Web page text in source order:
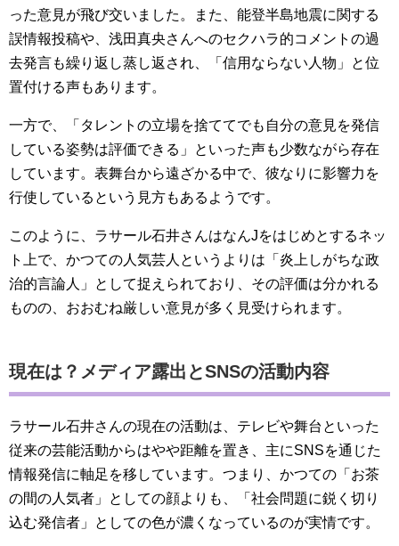
った意見が飛び交いました。また、能登半島地震に関する
誤情報投稿や、浅田真央さんへのセクハラ的コメントの過
去発言も繰り返し蒸し返され、「信用ならない人物」と位
置付ける声もあります。
一方で、「タレントの立場を捨ててでも自分の意見を発信
している姿勢は評価できる」といった声も少数ながら存在
しています。表舞台から遠ざかる中で、彼なりに影響力を
行使しているという見方もあるようです。
このように、ラサール石井さんはなんJをはじめとするネッ
ト上で、かつての人気芸人というよりは「炎上しがちな政
治的言論人」として捉えられており、その評価は分かれる
ものの、おおむね厳しい意見が多く見受けられます。
現在は？メディア露出とSNSの活動内容
ラサール石井さんの現在の活動は、テレビや舞台といった
従来の芸能活動からはやや距離を置き、主にSNSを通じた
情報発信に軸足を移しています。つまり、かつての「お茶
の間の人気者」としての顔よりも、「社会問題に鋭く切り
込む発信者」としての色が濃くなっているのが実情です。